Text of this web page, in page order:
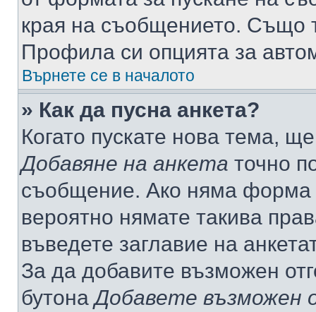
края на съобщението. Също
Профила си опцията за
Върнете се в началото
» Как да пусна анкета?
Когато пускате нова тема,
Добавяне на анкета точно
съобщение. Ако няма форма
вероятно нямате такива
въведете заглавие на
За да добавите възможен
бутонаДобавете възможен